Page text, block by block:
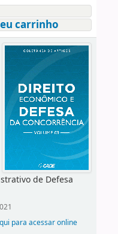
carrinho
de Defesa
para acessar online